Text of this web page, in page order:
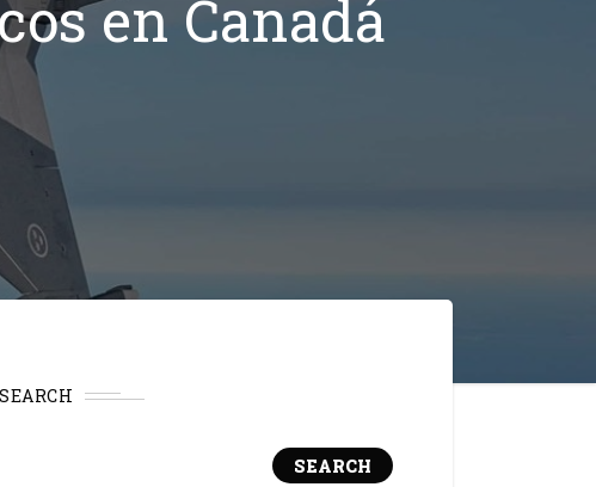
en Canadá
SEARCH
SEARCH